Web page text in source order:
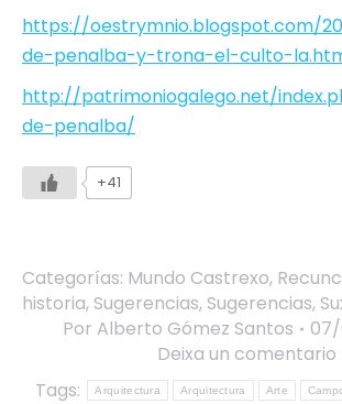
https://oestrymnio.blogspot.com/
de-penalba-y-trona-el-culto-
http://patrimoniogalego.net/
de-penalba/
+41
Categorías: Mundo Castrexo,
historia, Sugerencias, Sugerencias,
Por Alberto Gómez Santos
Deixa un comentario
Tags:
Arquitectura Arquitectura Arte